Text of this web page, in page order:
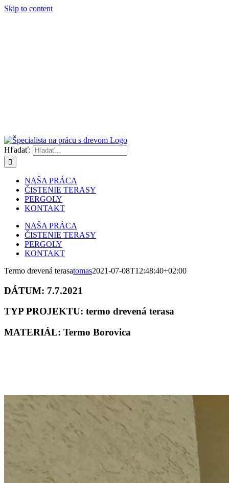
Skip to content
Hľadať:
NAŠA PRÁCA
ČISTENIE TERASY
PERGOLY
KONTAKT
NAŠA PRÁCA
ČISTENIE TERASY
PERGOLY
KONTAKT
Termo drevená terasatomas2021-07-08T12:48:40+02:00
DÁTUM: 7.7.2021
TYP PROJEKTU: termo drevená terasa
MATERIÁL: Termo Borovica